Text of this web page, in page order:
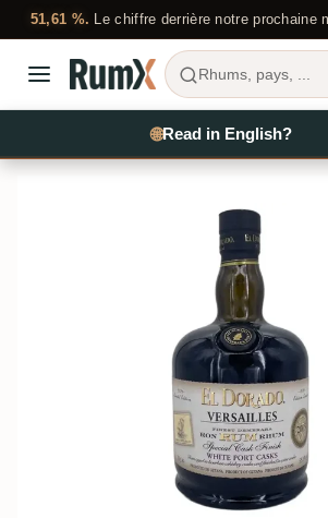
51,61 %. Le chiffre derrière notre prochaine
Rhums, pays, ...
… El Dorado RX13225